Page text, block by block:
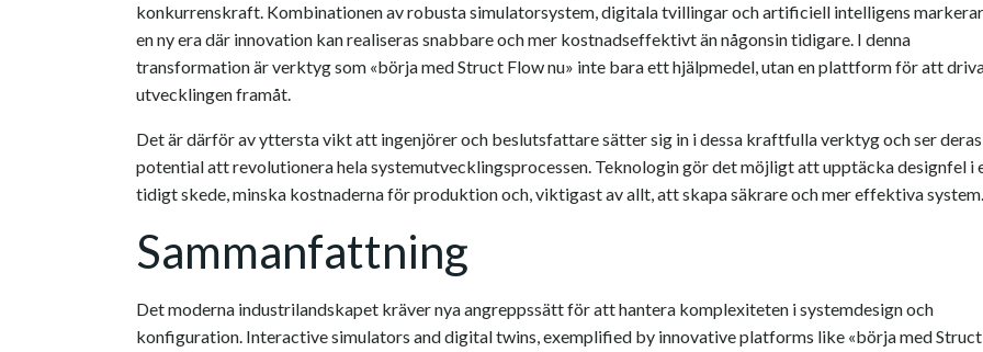
konkurrenskraft. Kombinationen av robusta simulatorsystem, digitala tvillingar och artificiell intelligens markerar
en ny era där innovation kan realiseras snabbare och mer kostnadseffektivt än någonsin tidigare. I denna
transformation är verktyg som «börja med Struct Flow nu» inte bara ett hjälpmedel, utan en plattform för att
utvecklingen framåt.
Det är därför av yttersta vikt att ingenjörer och beslutsfattare sätter sig in i dessa kraftfulla verktyg och ser deras
potential att revolutionera hela systemutvecklingsprocessen. Teknologin gör det möjligt att upptäcka designfel i
tidigt skede, minska kostnaderna för produktion och, viktigast av allt, att skapa säkrare och mer effektiva system.
Sammanfattning
Det moderna industrilandskapet kräver nya angreppssätt för att hantera komplexiteten i systemdesign och
konfiguration. Interactive simulators and digital twins, exemplified by innovative platforms like «börja med Struct